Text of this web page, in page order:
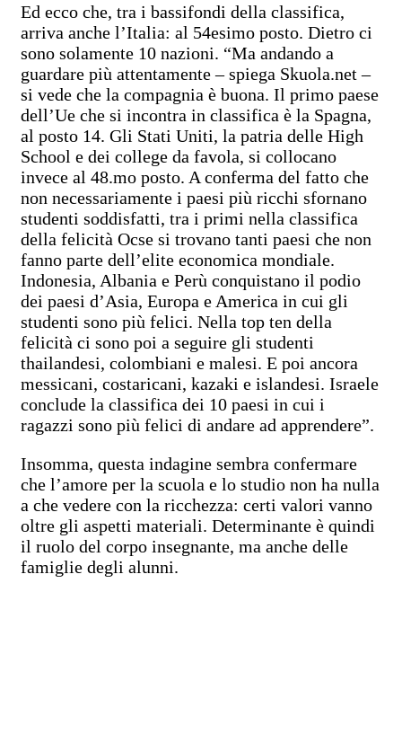
Ed ecco che, tra i bassifondi della classifica,
arriva anche l’Italia: al 54esimo posto. Dietro ci
sono solamente 10 nazioni. “Ma andando a
guardare più attentamente – spiega Skuola.net –
si vede che la compagnia è buona. Il primo paese
dell’Ue che si incontra in classifica è la Spagna,
al posto 14. Gli Stati Uniti, la patria delle High
School e dei college da favola, si collocano
invece al 48.mo posto. A conferma del fatto che
non necessariamente i paesi più ricchi sfornano
studenti soddisfatti, tra i primi nella classifica
della felicità Ocse si trovano tanti paesi che non
fanno parte dell’elite economica mondiale.
Indonesia, Albania e Perù conquistano il podio
dei paesi d’Asia, Europa e America in cui gli
studenti sono più felici. Nella top ten della
felicità ci sono poi a seguire gli studenti
thailandesi, colombiani e malesi. E poi ancora
messicani, costaricani, kazaki e islandesi. Israele
conclude la classifica dei 10 paesi in cui i
ragazzi sono più felici di andare ad apprendere”.
Insomma, questa indagine sembra confermare
che l’amore per la scuola e lo studio non ha nulla
a che vedere con la ricchezza: certi valori vanno
oltre gli aspetti materiali. Determinante è quindi
il ruolo del corpo insegnante, ma anche delle
famiglie degli alunni.